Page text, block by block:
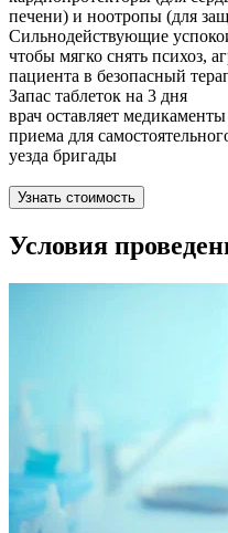
печени) и ноотропы (для
Сильнодействующие
чтобы мягко снять психоз,
пациента в безопасный
Запас таблеток на 3 дня
врач оставляет
приема для
уезда бригады
Узнать стоимость
Условия